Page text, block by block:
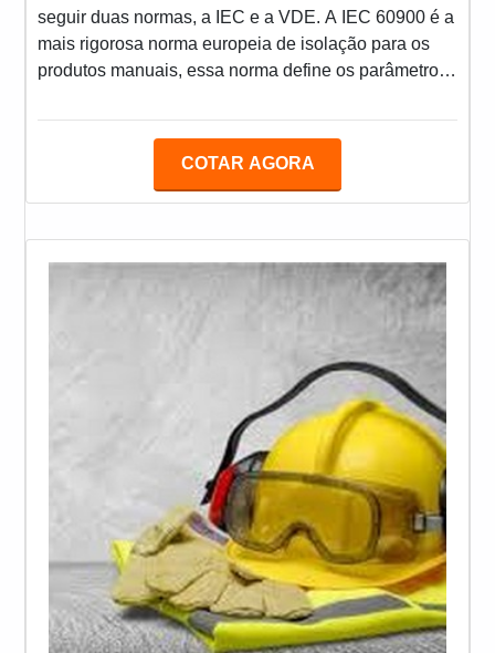
seguir duas normas, a IEC e a VDE. A IEC 60900 é a
mais rigorosa norma europeia de isolação para os
produtos manuais, essa norma define os parâmetros
serão submetidas para garantir uma utilização
Elétrica e Eletrotécnica (Instituto VDE) e para obter o
COTAR AGORA